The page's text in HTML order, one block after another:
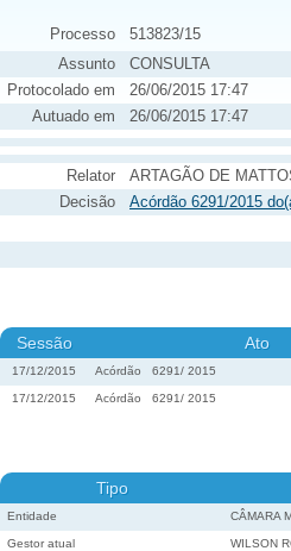
Processo
513823/15
Assunto
CONSULTA
Protocolado em
26/06/2015 17:47
Autuado em
26/06/2015 17:47
Relator
ARTAGÃO DE
Decisão
Acórdão 6291/2015
Sessão Ato
17/12/2015 Acórdão 6291/ 2015
17/12/2015 Acórdão 6291/ 2015
Tipo
Entidade CÂMARA
Gestor atual WILSON